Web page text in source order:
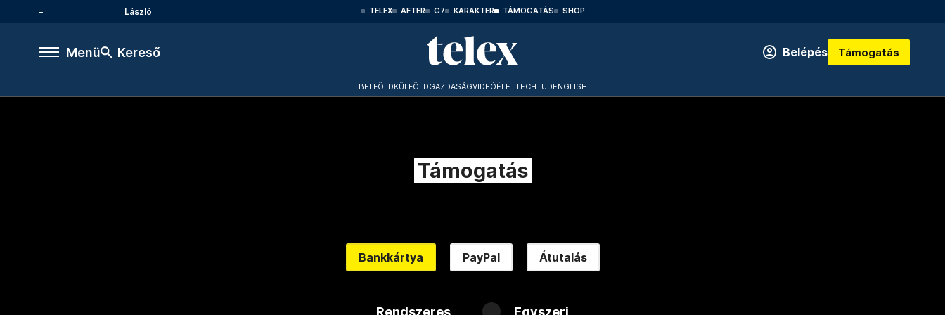
László TELEX AFTER G7 KARAKTER TÁMOGATÁS SHOP
Menü Kereső Belépés Támogatás
BELFÖLDKÜLFÖLDGAZDASÁGVIDEÓÉLETTECHTUDENGLISH
Támogatás
Bankkártya PayPal Átutalás
Rendszeres Egyszeri